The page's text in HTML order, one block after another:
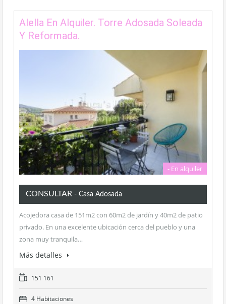
Alella En Alquiler. Torre Adosada Soleada
Y Reformada.
- En alquiler
CONSULTAR - Casa Adosada
Acojedora casa de 151m2 con 60m2 de jardín y 40m2 de patio
privado. En una excelente ubicación cerca del pueblo y una
zona muy tranquila…
Más detalles
151 161
4 Habitaciones